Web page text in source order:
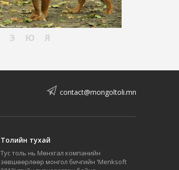
Э Ю Я
contact@mongoltoli.mn
Толийн тухай
Тус толь нь Мөнхгал компанийн
зөвшөөрлөөр монгол бичгийн 'Menksoft